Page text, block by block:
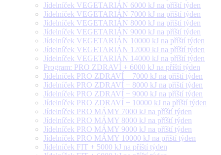
Jídelníček VEGETARIÁN 6000 kJ na příští týden
Jídelníček VEGETARIÁN 7000 kJ na příští týden
Jídelníček VEGETARIÁN 8000 kJ na příští týden
Jídelníček VEGETARIÁN 9000 kJ na příští týden
Jídelníček VEGETARIÁN 10000 kJ na příští týden
Jídelníček VEGETARIÁN 12000 kJ na příští týden
Jídelníček VEGETARIÁN 14000 kJ na příští týden
Program: PRO ZDRAVÍ + 6000 kJ na příští týden
Jídelníček PRO ZDRAVÍ + 7000 kJ na příští týden
Jídelníček PRO ZDRAVÍ + 8000 kJ na příští týden
Jídelníček PRO ZDRAVÍ + 9000 kJ na příští týden
Jídelníček PRO ZDRAVÍ + 10000 kJ na příští týden
Jídelníček PRO MÁMY 7000 kJ na příští týden
Jídelníček PRO MÁMY 8000 kJ na příští týden
Jídelníček PRO MÁMY 9000 kJ na příští týden
Jídelníček PRO MÁMY 10000 kJ na příští týden
Jídelníček FIT + 5000 kJ na příští týden